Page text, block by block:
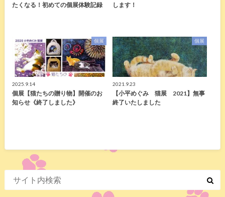
たくなる！初めての個展体験記録
します！
個展
2025.9.14
個展【猫たちの贈り物】開催のお
知らせ《終了しました》
個展
2021.9.23
【小平めぐみ 猫展 2021】無事
終了いたしました